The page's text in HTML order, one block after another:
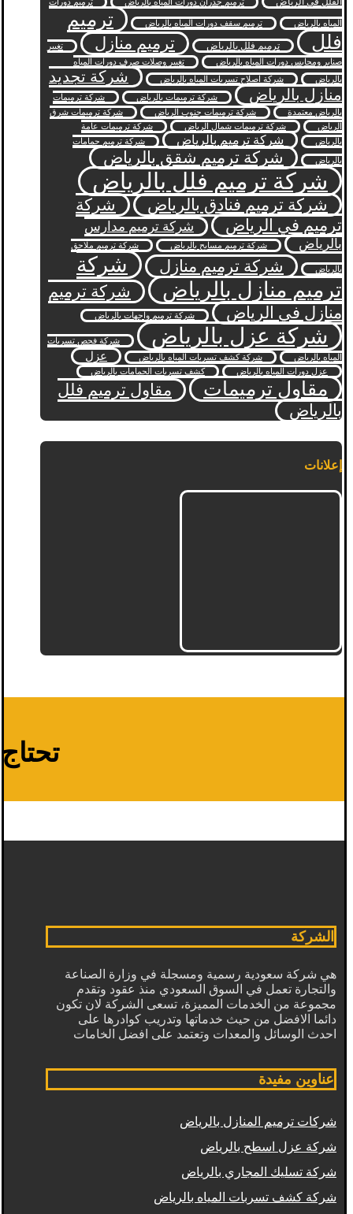
ترميم جدران دورات المياه بالرياض ترميم دورات
المياه بالرياض ترميم سقف دورات المياه بالرياض
ترميم
فلل
ترميم فلل بالرياض ترميم منازل
تغيير
صنابر ومحابس دورات المياه بالرياض
تغيير وصلات صرف دورات المياه
بالرياض
شركة اصلاح تسربات المياه بالرياض
شركة تجديد
منازل بالرياض
شركة ترميمات بالرياض
شركة ترميمات
بالرياض معتمدة
شركة ترميمات جنوب الرياض
شركة ترميمات شرق
الرياض
شركة ترميمات شمال الرياض
شركة ترميمات عامة
بالرياض
شركة ترميم بالرياض شركة ترميم حمامات
بالرياض شركة ترميم شقق بالرياض
شركة ترميم فلل بالرياض
شركة ترميم فنادق بالرياض
شركة
ترميم في الرياض
شركة ترميم مدارس
بالرياض
شركة ترميم مسابح بالرياض شركة ترميم ملاحق
بالرياض شركة ترميم منازل
شركة
ترميم منازل بالرياض
شركة ترميم
منازل في الرياض
شركة ترميم واجهات بالرياض
شركة عزل بالرياض
شركة فحص تسربات
المياه بالرياض
شركة كشف تسربات المياه بالرياض عزل
عزل دورات المياه بالرياض كشف تسربات الحمامات بالرياض
مقاول ترميمات
مقاول ترميم فلل
بالرياض
إعلانات
تحتاج
الشركة
هي شركة سعودية رسمية ومسجلة في وزارة الصناعة
والتجارة تعمل في السوق السعودي منذ عقود وتقدم
مجموعة من الخدمات المميزة، تسعى الشركة لان تكون
دائما الافضل من حيث خدماتها وتدريب كوادرها على
احدث الوسائل والمعدات وتعتمد على افضل الخامات
عناوين مفيدة
شركات ترميم المنازل بالرياض
شركة عزل اسطح بالرياض
شركة تسليك المجاري بالرياض
شركة كشف تسربات المياه بالرياض